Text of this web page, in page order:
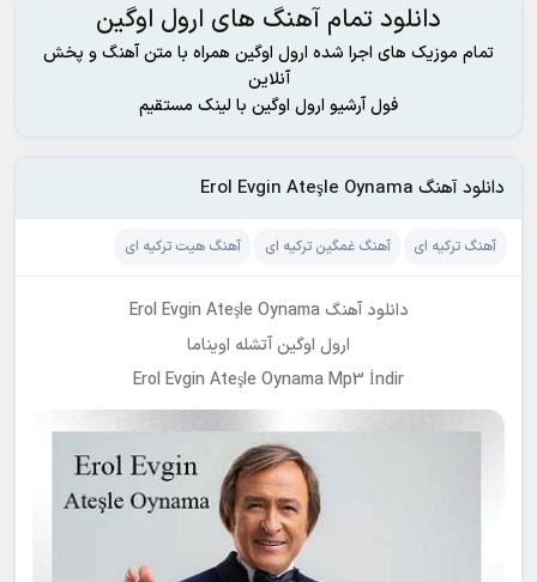
دانلود تمام آهنگ های ارول اوگین
تمام موزیک های اجرا شده ارول اوگین همراه با متن آهنگ و پخش
آنلاین
فول آرشیو ارول اوگین با لینک مستقیم
دانلود آهنگ Erol Evgin Ateşle Oynama
آهنگ ترکیه ای آهنگ غمگین ترکیه ای آهنگ هیت ترکیه ای
دانلود آهنگ Erol Evgin Ateşle Oynama
ارول اوگین آتشله اویناما
Erol Evgin Ateşle Oynama Mp3 İndir